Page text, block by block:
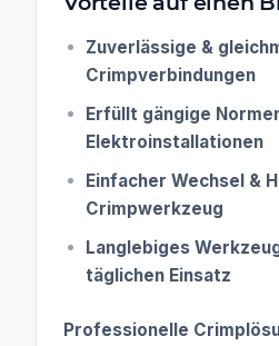
Zuverlässige &
Crimpverbindungen
Erfüllt gängige
Elektroinstallationen
Einfacher Wechsel &
Crimpwerkzeug
Langlebiges
täglichen Einsatz
Professionelle